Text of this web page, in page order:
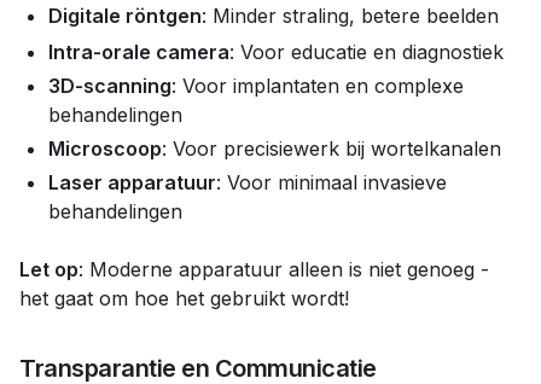
Digitale röntgen: Minder straling, betere beelden
Intra-orale camera: Voor educatie en diagnostiek
3D-scanning: Voor implantaten en complexe
behandelingen
Microscoop: Voor precisiewerk bij wortelkanalen
Laser apparatuur: Voor minimaal invasieve
behandelingen
Let op: Moderne apparatuur alleen is niet genoeg -
het gaat om hoe het gebruikt wordt!
Transparantie en Communicatie